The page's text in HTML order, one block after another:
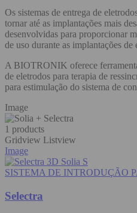
Os sistemas de entrega de
tornar até as implantações mais
desenvolvidas para proporcionar
de uso durante as implantações de
A BIOTRONIK oferece
de eletrodos para terapia de
para estimulação do sistema de
Image
1 products
Gridview Listview
Image
SISTEMA DE INTRODUÇÃO
Selectra